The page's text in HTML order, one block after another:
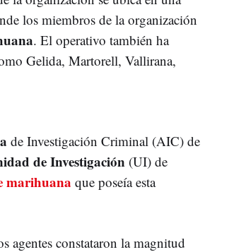
los miembros de la organización
. El operativo también ha
Gelida, Martorell, Vallirana,
de Investigación Criminal (AIC) de
de Investigación (UI) de
marihuana que poseía esta
agentes constataron la magnitud